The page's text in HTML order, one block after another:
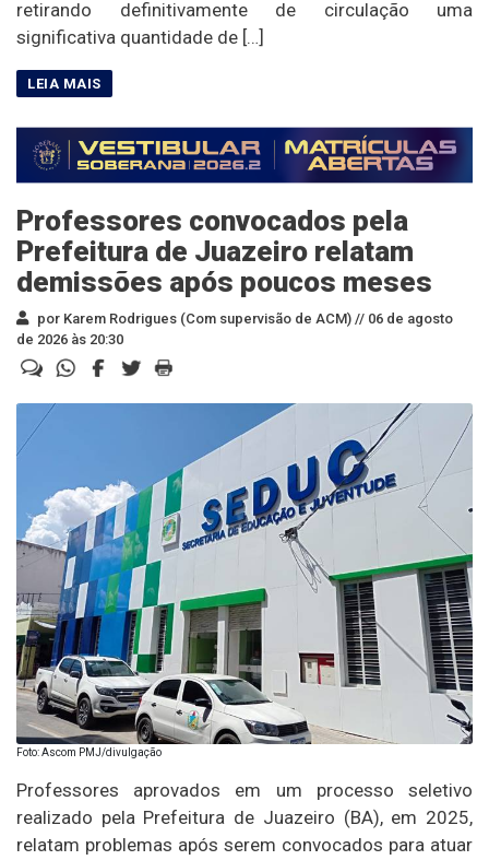
retirando definitivamente de circulação uma
significativa quantidade de […]
Professores convocados pela
Prefeitura de Juazeiro relatam
demissões após poucos meses
por Karem Rodrigues (Com supervisão de ACM) // 06 de agosto
de 2026 às 20:30
Foto: Ascom PMJ/divulgação
Professores aprovados em um processo seletivo
realizado pela Prefeitura de Juazeiro (BA), em 2025,
relatam problemas após serem convocados para atuar